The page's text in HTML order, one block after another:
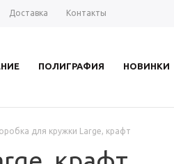
Доставка Контакты
ПОЛИГРАФИЯ НОВИНКИ
для кружки Large, крафт